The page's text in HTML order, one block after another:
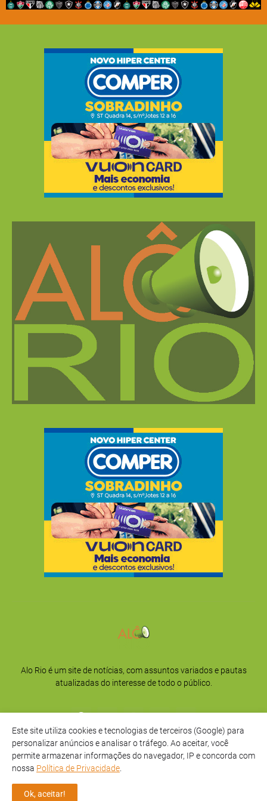
Alo Rio é um site de notícias, com assuntos variados e pautas
atualizadas do interesse de todo o público.
Início Sobre
Este site utiliza cookies e tecnologias de terceiros (Google) para
personalizar anúncios e analisar o tráfego. Ao aceitar, você
permite armazenar informações do navegador, IP e concorda com
nossa Política de Privacidade
Ok, aceitar!